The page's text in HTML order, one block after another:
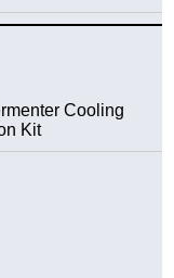
Cooling
Kit